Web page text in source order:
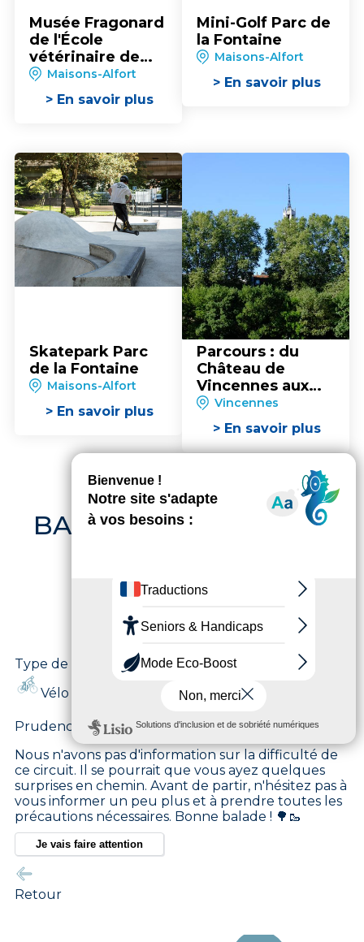
Musée Fragonard
de l'École
vétérinaire de
Maisons-Alfort
Maisons-Alfort
> En savoir plus
Mini-Golf Parc de
la Fontaine
Maisons-Alfort
> En savoir plus
Skatepark Parc
de la Fontaine
Maisons-Alfort
> En savoir plus
Parcours : du
Château de
Vincennes aux
bords de Marne
de Maisons-Alfort
Vincennes
> En savoir plus
BALADES À MAISONS-
ALENTOURS
Type de pratique
Vélo route
Prudence !
Nous n'avons pas d'information sur la difficulté de
ce circuit. Il se pourrait que vous ayez quelques
surprises en chemin. Avant de partir, n'hésitez pas à
vous informer un peu plus et à prendre toutes les
précautions nécessaires. Bonne balade ! 🌳🥾
Je vais faire attention
Retour